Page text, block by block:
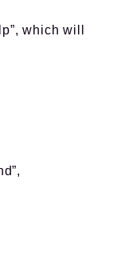
which will